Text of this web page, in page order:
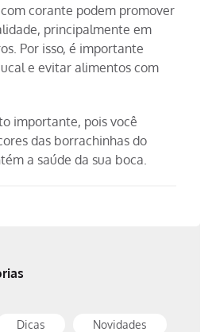
corante podem promover
principalmente em
Por isso, é importante
e evitar alimentos com
importante, pois você
das borrachinhas do
a saúde da sua boca.
Dicas Novidades